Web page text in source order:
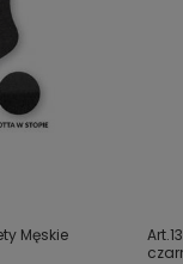
Męskie